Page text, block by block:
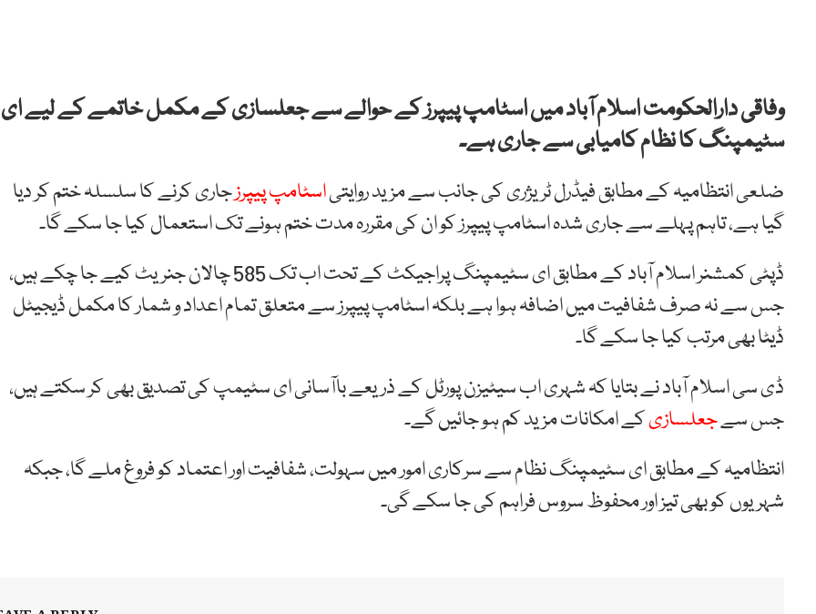
وفاقی دارالحکومت اسلام آباد میں اسٹامپ پیپرز کے حوالے سے جعلسازی کے مکمل خاتمے کے لیے ای
سٹیمپنگ کا نظام کامیابی سے جاری ہے۔
ضلعی انتظامیہ کے مطابق فیڈرل ٹریژری کی جانب سے مزید روایتیاسٹامپ پیپرزجاری کرنے کا سلسلہ ختم کر دیا
گیا ہے، تاہم پہلے سے جاری شدہ اسٹامپ پیپرز کو ان کی مقررہ مدت ختم ہونے تک استعمال کیا جا سکے گا۔
ڈپٹی کمشنر اسلام آباد کے مطابق ای سٹیمپنگ پراجیکٹ کے تحت اب تک 585 چالان جنریٹ کیے جا چکے ہیں،
جس سے نہ صرف شفافیت میں اضافہ ہوا ہے بلکہ اسٹامپ پیپرز سے متعلق تمام اعداد و شمار کا مکمل ڈیجیٹل
ڈیٹا بھی مرتب کیا جا سکے گا۔
ڈی سی اسلام آباد نے بتایا کہ شہری اب سیٹیزن پورٹل کے ذریعے باآسانی ای سٹیمپ کی تصدیق بھی کر سکتے ہیں،
جس سےجعلسازیکے امکانات مزید کم ہو جائیں گے۔
انتظامیہ کے مطابق ای سٹیمپنگ نظام سے سرکاری امور میں سہولت، شفافیت اور اعتماد کو فروغ ملے گا، جبکہ
شہریوں کو بھی تیز اور محفوظ سروس فراہم کی جا سکے گی۔